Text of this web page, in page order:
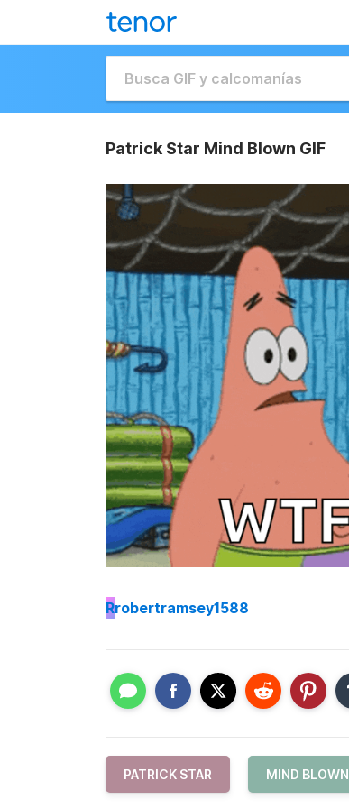
Patrick Star Mind Blown GIF
Rrobertramsey1588
PATRICK STAR MIND BLOWN